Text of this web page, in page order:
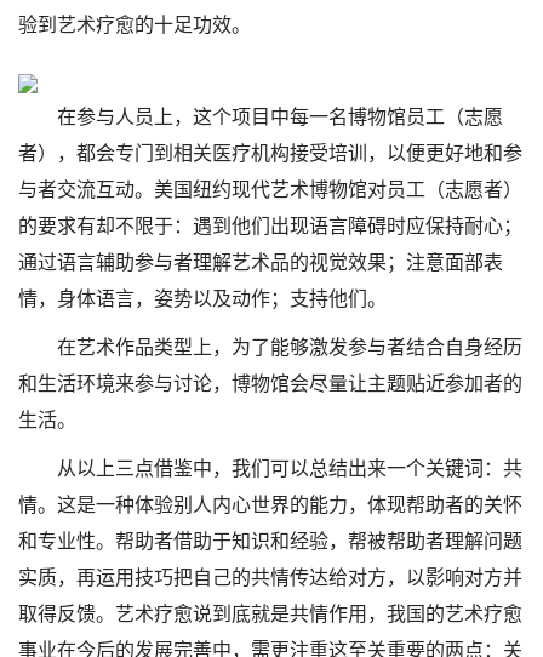
验到艺术疗愈的十足功效。
在参与人员上，这个项目中每一名博物馆员工（志愿
者），都会专门到相关医疗机构接受培训，以便更好地和参
与者交流互动。美国纽约现代艺术博物馆对员工（志愿者）
的要求有却不限于：遇到他们出现语言障碍时应保持耐心；
通过语言辅助参与者理解艺术品的视觉效果；注意面部表
情，身体语言，姿势以及动作；支持他们。
在艺术作品类型上，为了能够激发参与者结合自身经历
和生活环境来参与讨论，博物馆会尽量让主题贴近参加者的
生活。
从以上三点借鉴中，我们可以总结出来一个关键词：共
情。这是一种体验别人内心世界的能力，体现帮助者的关怀
和专业性。帮助者借助于知识和经验，帮被帮助者理解问题
实质，再运用技巧把自己的共情传达给对方，以影响对方并
取得反馈。艺术疗愈说到底就是共情作用，我国的艺术疗愈
事业在今后的发展完善中，需更注重这至关重要的两点：关